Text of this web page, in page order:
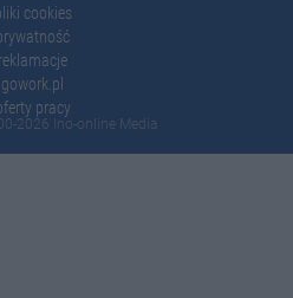
cookies
reklamacje
gowork.pl
pracy
2026 Ino-online Media